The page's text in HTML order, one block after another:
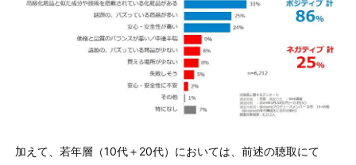
加えて、若年層（10代＋20代）においては、前述の聴取にて